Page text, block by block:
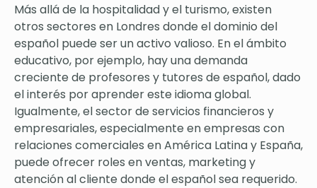
Más allá de la hospitalidad y el turismo, existen
otros sectores en Londres donde el dominio del
español puede ser un activo valioso. En el ámbito
educativo, por ejemplo, hay una demanda
creciente de profesores y tutores de español, dado
el interés por aprender este idioma global.
Igualmente, el sector de servicios financieros y
empresariales, especialmente en empresas con
relaciones comerciales en América Latina y España,
puede ofrecer roles en ventas, marketing y
atención al cliente donde el español sea requerido.